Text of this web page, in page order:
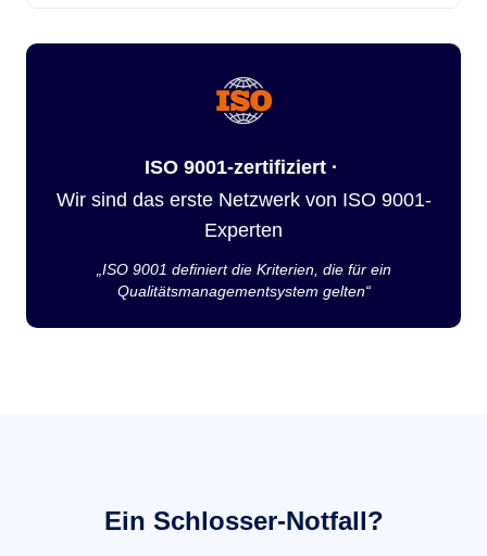
ISO 9001-zertifiziert ·
Wir sind das erste Netzwerk von ISO 9001-
Experten
„ISO 9001 definiert die Kriterien, die für ein
Qualitätsmanagementsystem gelten“
Ein Schlosser-Notfall?